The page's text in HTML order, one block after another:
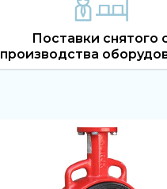
Поставки снятого
производства